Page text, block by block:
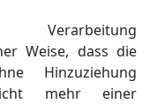
Verarbeitung
Weise, dass die
Hinzuziehung
mehr einer